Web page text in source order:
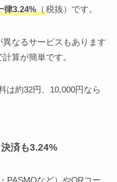
律3.24%（税抜）です。
なるサービスもあります
算が簡単です。
は約32円、10,000円なら
済も3.24%